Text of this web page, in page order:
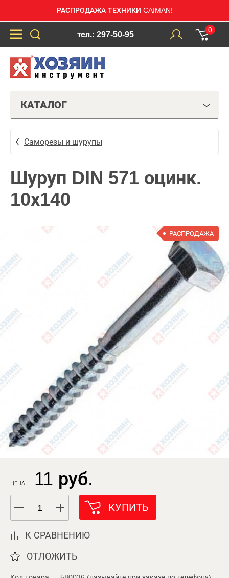
РАСПРОДАЖА ТЕХНИКИ CAIMAN!
тел.: 297-50-95
0
КАТАЛОГ
Саморезы и шурупы
Шуруп DIN 571 оцинк.
10х140
РАСПРОДАЖА
ЦЕНА 11 руб.
КУПИТЬ
К СРАВНЕНИЮ
ОТЛОЖИТЬ